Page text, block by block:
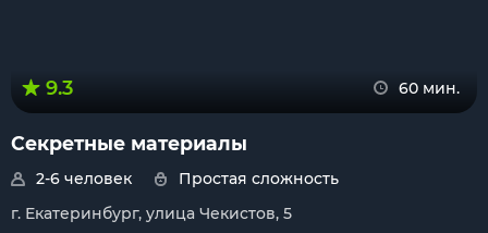
9.3 60 мин.
Секретные материалы
2-6 человек
Простая сложность
г. Екатеринбург, улица Чекистов, 5